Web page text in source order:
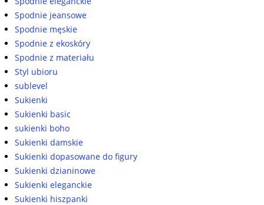
Spodnie jeansowe
Spodnie męskie
Spodnie z ekoskóry
Spodnie z materiału
Styl ubioru
sublevel
Sukienki
Sukienki basic
sukienki boho
Sukienki damskie
Sukienki dopasowane do figury
Sukienki dzianinowe
Sukienki eleganckie
Sukienki hiszpanki